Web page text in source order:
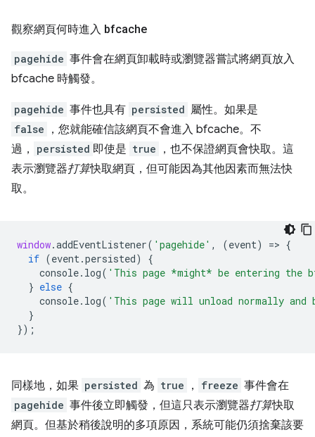
觀察網頁何時進入 bfcache
pagehide 事件會在網頁卸載時或瀏覽器嘗試將網頁放入
bfcache 時觸發。
pagehide 事件也具有 persisted 屬性。如果是
false
，您就能確信該網頁不會進入 bfcache。不
過，
persisted 即使是 true
，也不保證網頁會快取。這
表示瀏覽器打算快取網頁，但可能因為其他因素而無法快
取。
window.addEventListener( 'pagehide' , (event) => {
if (event.persisted)
{
console. log( 'This page *might* be entering the
} else {
console. log( 'This page will unload normally and
}
});
同樣地，如果 persisted 為 true ， freeze 事件會在
pagehide 事件後立即觸發，但這只表示瀏覽器打算快取
網頁。但基於稍後說明的多項原因，系統可能仍須捨棄該要